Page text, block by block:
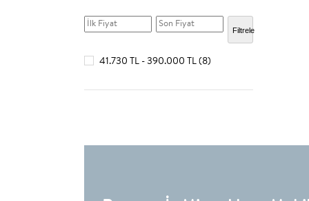
Filtrele
41.730 TL - 390.000 TL (8)